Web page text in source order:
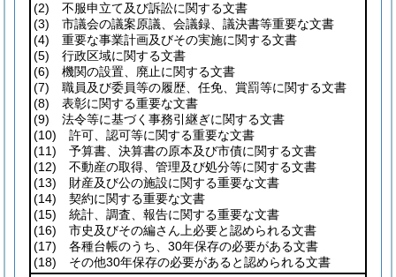
(2) 不服申立て及び訴訟に関する文書
(3) 市議会の議案原議、会議録、議決書等重要な文書
(4) 重要な事業計画及びその実施に関する文書
(5) 行政区域に関する文書
(6) 機関の設置、廃止に関する文書
(7) 職員及び委員等の履歴、任免、賞罰等に関する文書
(8) 表彰に関する重要な文書
(9) 法令等に基づく事務引継ぎに関する文書
(10) 許可、認可等に関する重要な文書
(11) 予算書、決算書の原本及び市債に関する文書
(12) 不動産の取得、管理及び処分等に関する文書
(13) 財産及び公の施設に関する重要な文書
(14) 契約に関する重要な文書
(15) 統計、調査、報告に関する重要な文書
(16) 市史及びその編さん上必要と認められる文書
(17) 各種台帳のうち、30年保存の必要がある文書
(18) その他30年保存の必要があると認められる文書